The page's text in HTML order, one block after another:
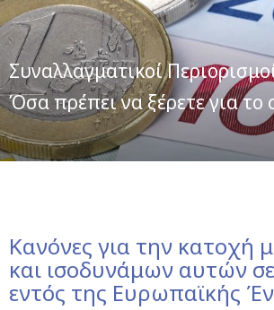
Συναλλαγματικοί
Όσα πρέπει να ξέρετε για το
Κανόνες για την κατοχή
και ισοδυνάμων αυτών σε
εντός της Ευρωπαϊκής